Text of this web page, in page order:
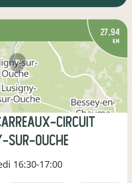
27,94
km
Circuit
sur-Ouche
16:30-17:00